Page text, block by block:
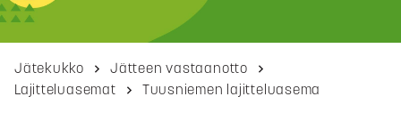
Jätekukko
Jätteen vastaanotto
Lajitteluasemat
Tuusniemen lajitteluasema